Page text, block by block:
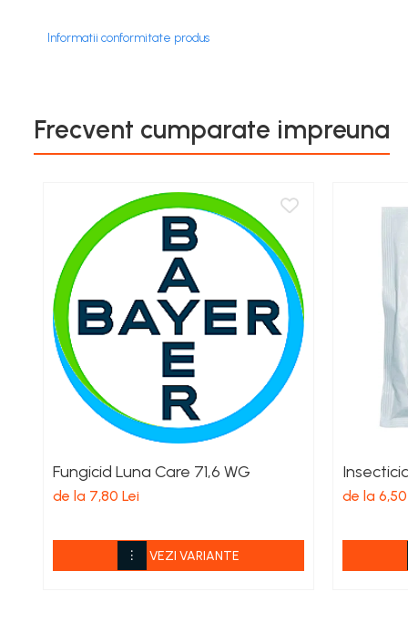
Adjuvanți
Îngrășăminte
Îngrășăminte lichide
Îngrășăminte foliare gel
Îngrășăminte granulate
Îngrășăminte pentru flori
Îngrășăminte Gazon și Conifere
Regulatori de creștere
Vinificație
Antioxidanți / Stabilizatori
Igienizare / Mentenanță
Limpezire
Drojdii Selecționate
Informatii conformitate produs
Frecvent cumparate impreuna
Fungicid Luna Care 71,6 WG
de la 7,80 Lei
VEZI VARIANTE
de la 6,50